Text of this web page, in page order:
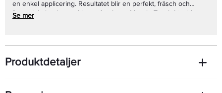
en enkel applicering. Resultatet blir en perfekt, fräsch och
fantastiskt len hy med lyster.Applicera Miracle Touch Liquid
genom att applicera två lager Max Factor Masterpiece Max
Mascara för att definiera och framhäva dina ögonfransar. Pat
McGrath säger: Traditionellt applicerar man foundation genom
Se mer
Produktdetaljer